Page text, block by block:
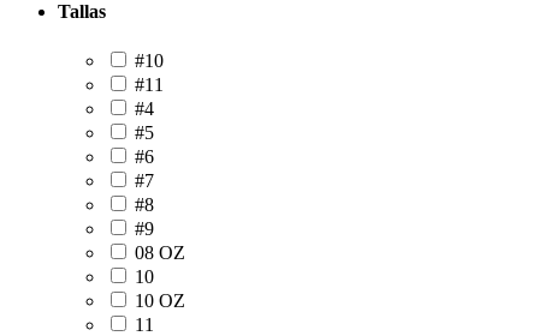
Tallas
#10
#11
#4
#5
#6
#7
#8
#9
08 OZ
10
10 OZ
11